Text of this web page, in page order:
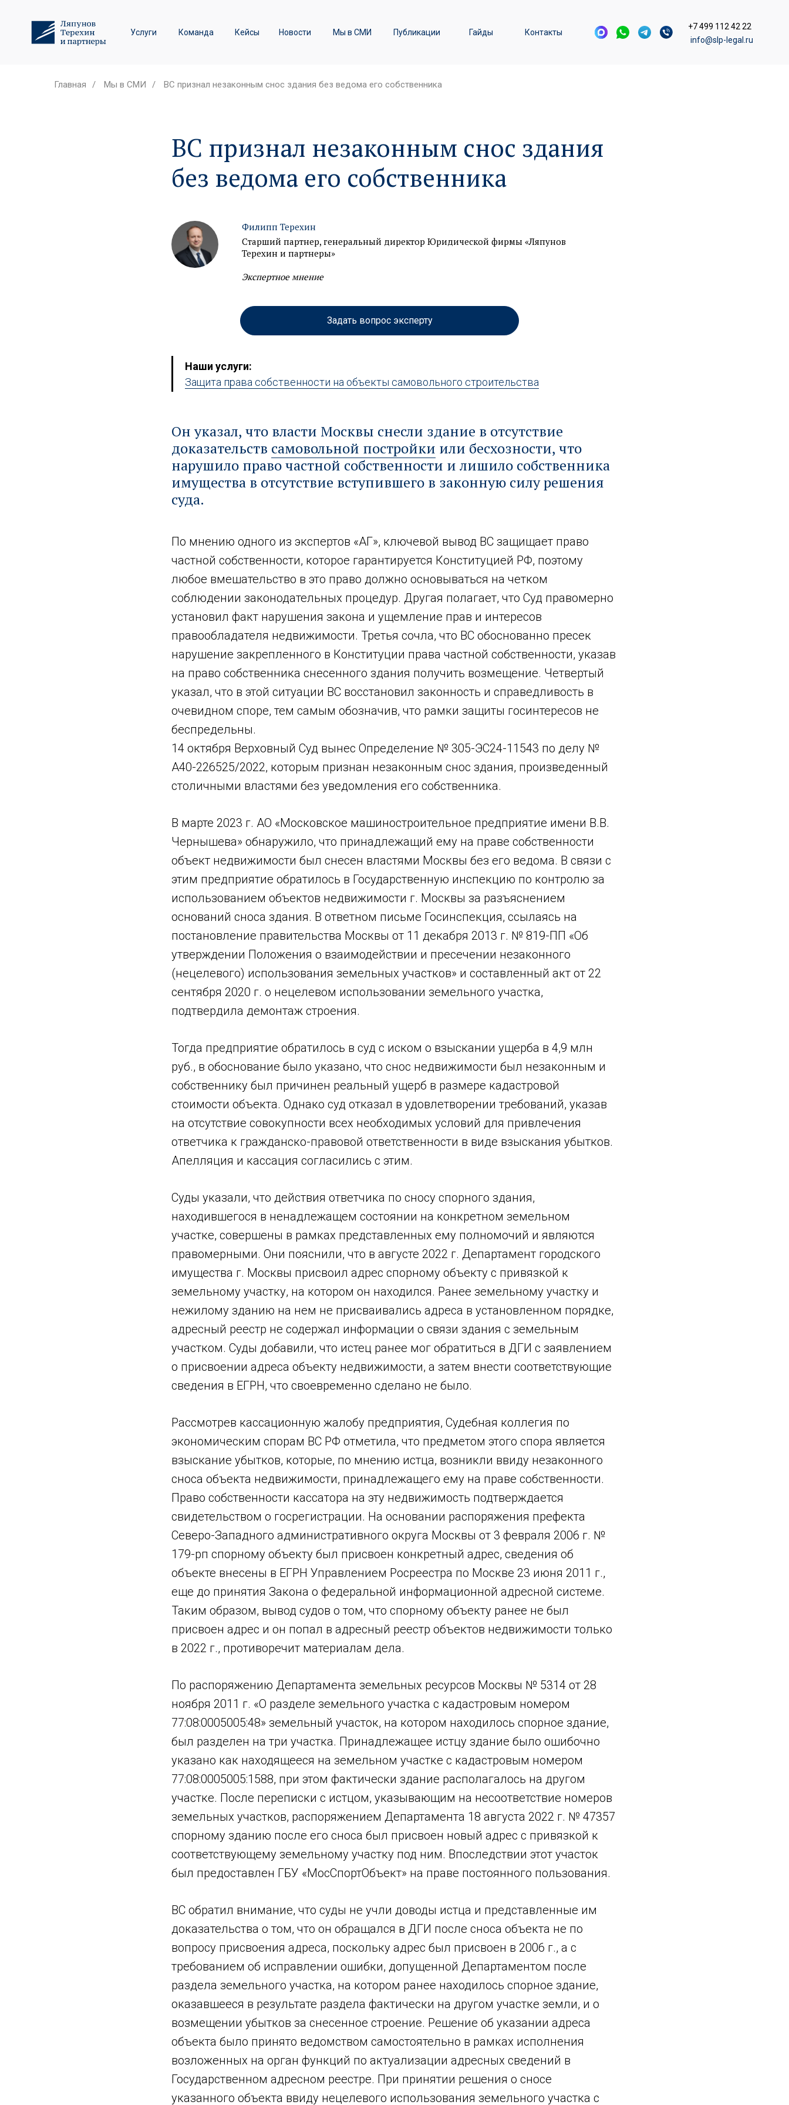
info@slp-legal.ru
+7 499 112 42 22
Команда
Услуги Мы в СМИ Публикации Гайды
Кейсы Новости Контакты
Железнодорожные перевозки
Лизинговые споры
Главная / Мы в СМИ / ВС признал незаконным снос здания без ведома его собственника
ВС признал незаконным снос здания
без ведома его собственника
Филипп Терехин
Старший партнер, генеральный директор Юридической фирмы «Ляпунов
Терехин и партнеры»
Экспертное мнение
Задать вопрос эксперту
Наши услуги:
Защита права собственности на объекты самовольного строительства
Он указал, что власти Москвы снесли здание в отсутствие
доказательств самовольной постройки или бесхозности, что
нарушило право частной собственности и лишило собственника
имущества в отсутствие вступившего в законную силу решения
суда.
По мнению одного из экспертов «АГ», ключевой вывод ВС защищает право
частной собственности, которое гарантируется Конституцией РФ, поэтому
любое вмешательство в это право должно основываться на четком
соблюдении законодательных процедур. Другая полагает, что Суд правомерно
установил факт нарушения закона и ущемление прав и интересов
правообладателя недвижимости. Третья сочла, что ВС обоснованно пресек
нарушение закрепленного в Конституции права частной собственности, указав
на право собственника снесенного здания получить возмещение. Четвертый
указал, что в этой ситуации ВС восстановил законность и справедливость в
очевидном споре, тем самым обозначив, что рамки защиты госинтересов не
беспредельны.
14 октября Верховный Суд вынес Определение № 305-ЭС24-11543 по делу №
А40-226525/2022, которым признан незаконным снос здания, произведенный
столичными властями без уведомления его собственника.
В марте 2023 г. АО «Московское машиностроительное предприятие имени В.В.
Чернышева» обнаружило, что принадлежащий ему на праве собственности
объект недвижимости был снесен властями Москвы без его ведома. В связи с
этим предприятие обратилось в Государственную инспекцию по контролю за
использованием объектов недвижимости г. Москвы за разъяснением
оснований сноса здания. В ответном письме Госинспекция, ссылаясь на
постановление правительства Москвы от 11 декабря 2013 г. № 819-ПП «Об
утверждении Положения о взаимодействии и пресечении незаконного
(нецелевого) использования земельных участков» и составленный акт от 22
сентября 2020 г. о нецелевом использовании земельного участка,
подтвердила демонтаж строения.
Тогда предприятие обратилось в суд с иском о взыскании ущерба в 4,9 млн
руб., в обоснование было указано, что снос недвижимости был незаконным и
собственнику был причинен реальный ущерб в размере кадастровой
стоимости объекта. Однако суд отказал в удовлетворении требований, указав
на отсутствие совокупности всех необходимых условий для привлечения
ответчика к гражданско-правовой ответственности в виде взыскания убытков.
Апелляция и кассация согласились с этим.
Суды указали, что действия ответчика по сносу спорного здания,
находившегося в ненадлежащем состоянии на конкретном земельном
участке, совершены в рамках представленных ему полномочий и являются
правомерными. Они пояснили, что в августе 2022 г. Департамент городского
имущества г. Москвы присвоил адрес спорному объекту с привязкой к
земельному участку, на котором он находился. Ранее земельному участку и
нежилому зданию на нем не присваивались адреса в установленном порядке,
адресный реестр не содержал информации о связи здания с земельным
участком. Суды добавили, что истец ранее мог обратиться в ДГИ с заявлением
о присвоении адреса объекту недвижимости, а затем внести соответствующие
сведения в ЕГРН, что своевременно сделано не было.
Рассмотрев кассационную жалобу предприятия, Судебная коллегия по
экономическим спорам ВС РФ отметила, что предметом этого спора является
взыскание убытков, которые, по мнению истца, возникли ввиду незаконного
сноса объекта недвижимости, принадлежащего ему на праве собственности.
Право собственности кассатора на эту недвижимость подтверждается
свидетельством о госрегистрации. На основании распоряжения префекта
Северо-Западного административного округа Москвы от 3 февраля 2006 г. №
179-рп спорному объекту был присвоен конкретный адрес, сведения об
объекте внесены в ЕГРН Управлением Росреестра по Москве 23 июня 2011 г.,
еще до принятия Закона о федеральной информационной адресной системе.
Таким образом, вывод судов о том, что спорному объекту ранее не был
присвоен адрес и он попал в адресный реестр объектов недвижимости только
в 2022 г., противоречит материалам дела.
По распоряжению Департамента земельных ресурсов Москвы № 5314 от 28
ноября 2011 г. «О разделе земельного участка с кадастровым номером
77:08:0005005:48» земельный участок, на котором находилось спорное здание,
был разделен на три участка. Принадлежащее истцу здание было ошибочно
указано как находящееся на земельном участке с кадастровым номером
77:08:0005005:1588, при этом фактически здание располагалось на другом
участке. После переписки с истцом, указывающим на несоответствие номеров
земельных участков, распоряжением Департамента 18 августа 2022 г. № 47357
спорному зданию после его сноса был присвоен новый адрес с привязкой к
соответствующему земельному участку под ним. Впоследствии этот участок
был предоставлен ГБУ «МосСпортОбъект» на праве постоянного пользования.
ВС обратил внимание, что суды не учли доводы истца и представленные им
доказательства о том, что он обращался в ДГИ после сноса объекта не по
вопросу присвоения адреса, поскольку адрес был присвоен в 2006 г., а с
требованием об исправлении ошибки, допущенной Департаментом после
раздела земельного участка, на котором ранее находилось спорное здание,
оказавшееся в результате раздела фактически на другом участке земли, и о
возмещении убытков за снесенное строение. Решение об указании адреса
объекта было принято ведомством самостоятельно в рамках исполнения
возложенных на орган функций по актуализации адресных сведений в
Государственном адресном реестре. При принятии решения о сносе
указанного объекта ввиду нецелевого использования земельного участка с